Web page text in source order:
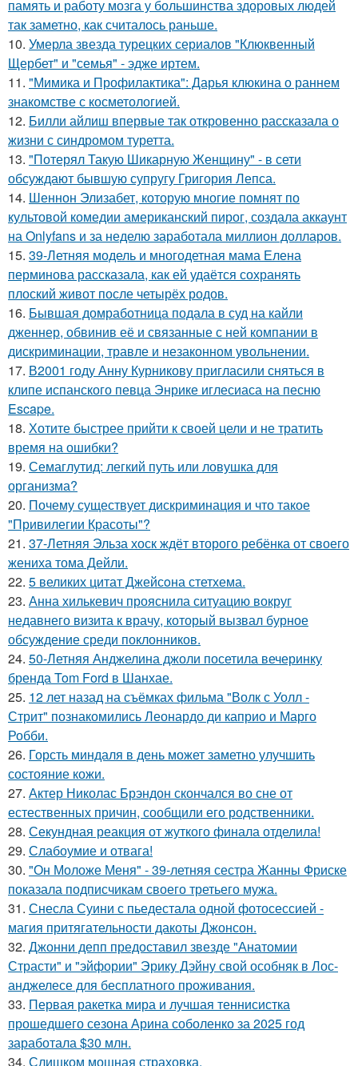
память и работу мозга у большинства здоровых людей
так заметно, как считалось раньше.
10. Умерла звезда турецких сериалов "Клюквенный
Щербет" и "семья" - эдже иртем.
11. "Мимика и Профилактика": Дарья клюкина о раннем
знакомстве с косметологией.
12. Билли айлиш впервые так откровенно рассказала о
жизни с синдромом туретта.
13. "Потерял Такую Шикарную Женщину" - в сети
обсуждают бывшую супругу Григория Лепса.
14. Шеннон Элизабет, которую многие помнят по
культовой комедии американский пирог, создала аккаунт
на Onlyfans и за неделю заработала миллион долларов.
15. 39-Летняя модель и многодетная мама Елена
перминова рассказала, как ей удаётся сохранять
плоский живот после четырёх родов.
16. Бывшая домработница подала в суд на кайли
дженнер, обвинив её и связанные с ней компании в
дискриминации, травле и незаконном увольнении.
17. В2001 году Анну Курникову пригласили сняться в
клипе испанского певца Энрике иглесиаса на песню
Escape.
18. Хотите быстрее прийти к своей цели и не тратить
время на ошибки?
19. Семаглутид: легкий путь или ловушка для
организма?
20. Почему существует дискриминация и что такое
"Привилегии Красоты"?
21. 37-Летняя Эльза хоск ждёт второго ребёнка от своего
жениха тома Дейли.
22. 5 великих цитат Джейсoна стетхема.
23. Анна хилькевич прояснила ситуацию вокруг
недавнего визита к врачу, который вызвал бурное
обсуждение среди поклонников.
24. 50-Летняя Анджелина джоли посетила вечеринку
бренда Tom Ford в Шанхае.
25. 12 лет назад на съёмках фильма "Волк с Уолл -
Стрит" познакомились Леонардо ди каприо и Марго
Робби.
26. Горсть миндаля в день может заметно улучшить
состояние кожи.
27. Актер Николас Брэндон скончался во сне от
естественных причин, сообщили его родственники.
28. Секундная реакция от жуткого финала отделила!
29. Слабоумие и отвага!
30. "Он Моложе Меня" - 39-летняя сестра Жанны Фриске
показала подписчикам своего третьего мужа.
31. Снесла Суини с пьедестала одной фотосессией -
магия притягательности дакоты Джонсон.
32. Джонни депп предоставил звезде "Анатомии
Страсти" и "эйфории" Эрику Дэйну свой особняк в Лос-
анджелесе для бесплатного проживания.
33. Первая ракетка мира и лучшая теннисистка
прошедшего сезона Арина соболенко за 2025 год
заработала $30 млн.
34. Слишком мощная страховка.